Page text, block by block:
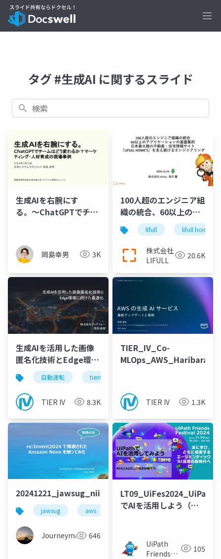
タグ #生成AI に関するスライド
検索
生成AIを右腕にす
る。〜ChatGPTでチー
成の現場事例
岡島幸男 3K
100人超のエンジニア組
織の統合、60以上のア
プリケーションの基盤
集約、日本最大級の不
動産・住宅情報サイト
『LIFULL HOME'S』を
支え続けるエンジニア
リング＿長沢翼
lifull lifull home's
株式会社
LIFULL
20.6K
生成AIを活用した画像
匿名化技術とEdge環境
に向けた最適化
自動運転 tieriv
TIER IV 8.3K
TIER_IV_Co-
MLOps_AWS_Haribara
TIER IV 1.3K
20241221_jawsug_niigata_lt_beajouneyman
jawsug aws amazon bedrock
Journeyman 646
LT09_UiFes2024_UiPath
でAIを活用しよう（タ
UiPath
Friends
105